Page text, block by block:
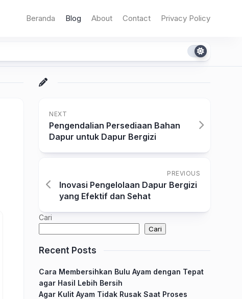
Beranda Blog About Contact Privacy Policy
NEXT
Pengendalian Persediaan Bahan
Dapur untuk Dapur Bergizi
PREVIOUS
Inovasi Pengelolaan Dapur Bergizi
yang Efektif dan Sehat
Cari
Cari
Recent Posts
Cara Membersihkan Bulu Ayam dengan Tepat
agar Hasil Lebih Bersih
Agar Kulit Ayam Tidak Rusak Saat Proses